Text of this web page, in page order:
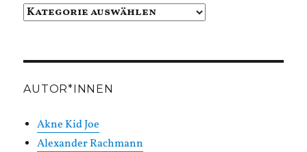
Beiträge
AUTOR*INNEN
Akne Kid Joe
Alexander Rachmann